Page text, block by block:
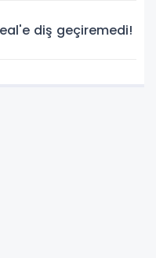
diş geçiremedi!